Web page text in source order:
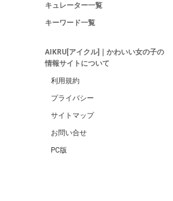
キュレーター一覧
キーワード一覧
AIKRU[アイクル]｜かわいい女の子の
情報サイトについて
利用規約
プライバシー
サイトマップ
お問い合せ
PC版